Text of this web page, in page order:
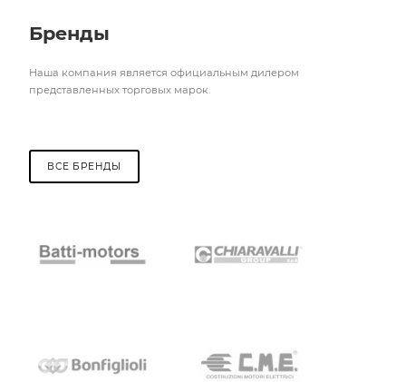
Бренды
Наша компания является официальным дилером
представленных торговых марок.
ВСЕ БРЕНДЫ